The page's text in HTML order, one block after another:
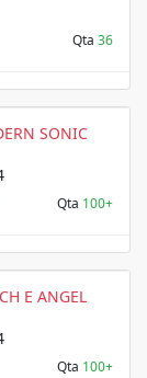
Qta 36
SONIC
Qta 100+
E ANGEL
Qta 100+